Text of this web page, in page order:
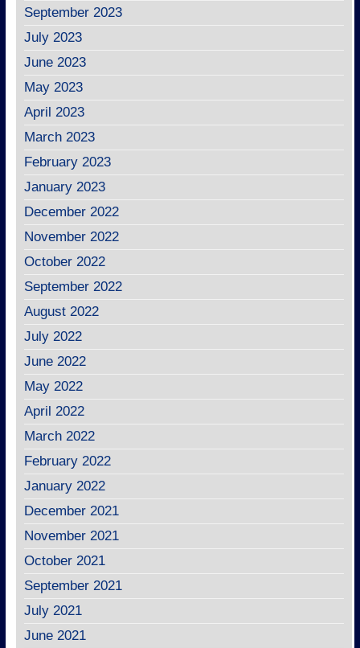
September 2023
July 2023
June 2023
May 2023
April 2023
March 2023
February 2023
January 2023
December 2022
November 2022
October 2022
September 2022
August 2022
July 2022
June 2022
May 2022
April 2022
March 2022
February 2022
January 2022
December 2021
November 2021
October 2021
September 2021
July 2021
June 2021